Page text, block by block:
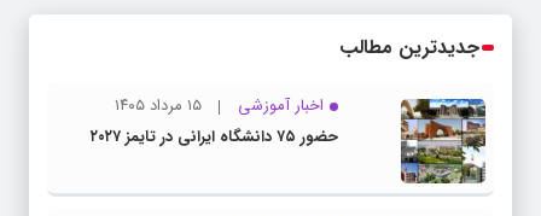
جدیدترین مطالب
اخبار آموزشی
۱۵ مرداد ۱۴۰۵
حضور ۷۵ دانشگاه ایرانی در تایمز ۲۰۲۷